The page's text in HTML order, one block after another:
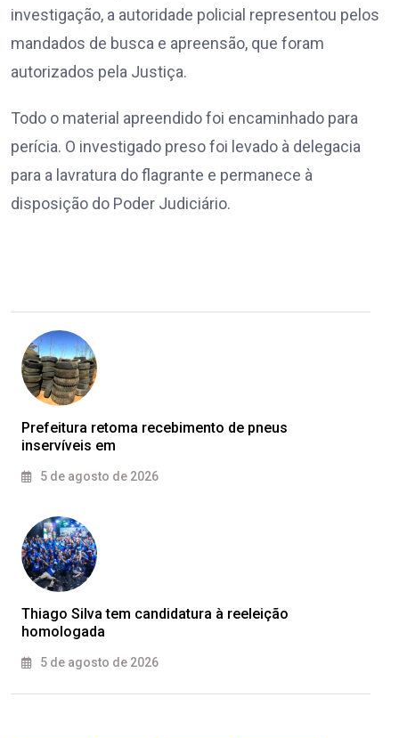
investigação, a autoridade policial representou pelos
mandados de busca e apreensão, que foram
autorizados pela Justiça.
Todo o material apreendido foi encaminhado para
perícia. O investigado preso foi levado à delegacia
para a lavratura do flagrante e permanece à
disposição do Poder Judiciário.
Prefeitura retoma recebimento de pneus
inservíveis em
5 de agosto de 2026
Thiago Silva tem candidatura à reeleição
homologada
5 de agosto de 2026